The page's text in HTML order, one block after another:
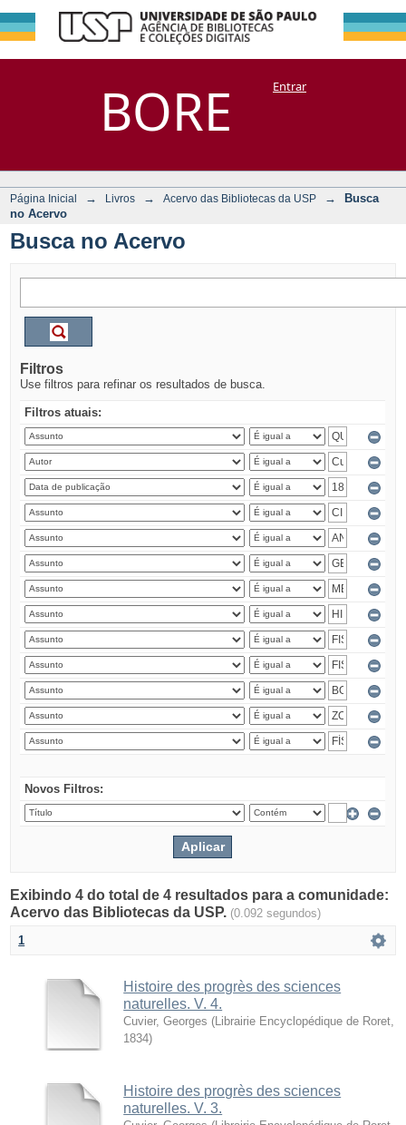
BORE
Busca no Acervo
DSpace/Manakin + CoriscoEntrar
Página Inicial → Livros → Acervo das Bibliotecas da USP →
Busca
no Acervo
Busca no Acervo
Filtros
Use filtros para refinar os resultados de busca.
Filtros atuais:
Novos Filtros:
Exibindo 4 do total de 4 resultados para a comunidade:
Acervo das Bibliotecas da USP. (0.092 segundos)
1
Histoire des progrès des sciences
naturelles. V. 4.
Cuvier, Georges ( Librairie Encyclopédique de Roret
1834)
Histoire des progrès des sciences
naturelles. V. 3.